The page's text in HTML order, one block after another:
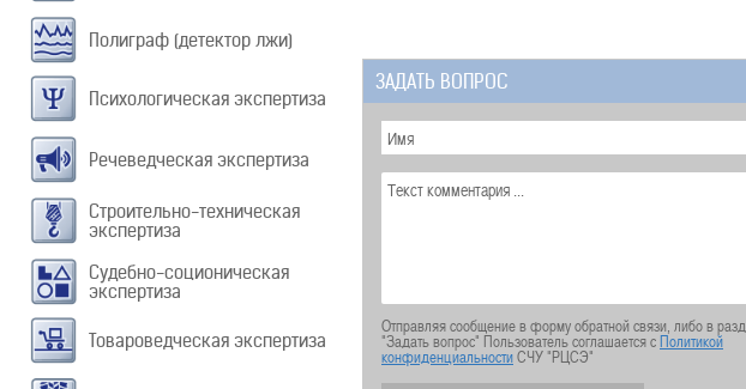
Полиграф (детектор лжи)
Психологическая экспертиза
Речеведческая экспертиза
Строительно-техническая
экспертиза
Судебно-соционическая
экспертиза
Товароведческая экспертиза
ЗАДАТЬ ВОПРОС
Отправляя сообщение в форму обратной связи, либо в
"Задать вопрос" Пользователь соглашается сПолитикой
конфиденциальностиСЧУ "РЦСЭ"